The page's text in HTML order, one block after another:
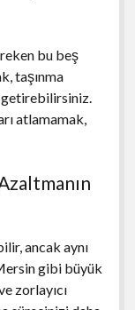
bu beş
taşınma
getirebilirsiniz.
atlamamak,
ancak aynı
gibi büyük
zorlayıcı